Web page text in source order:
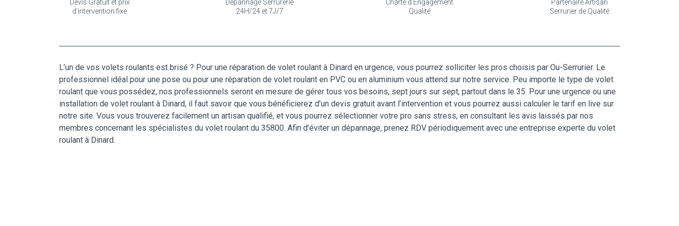
Devis Gratuit et prix
d'intervention fixe
Dépannage Serrurerie
24H/24 et 7J/7
Charte d'Engagement
Qualité
Partenaire Artisan
Serrurier de Qualité
L’un de vos volets roulants est brisé ? Pour une réparation de volet roulant à Dinard en urgence, vous pourrez solliciter les pros choisis par Ou-Serrurier. Le
professionnel idéal pour une pose ou pour une réparation de volet roulant en PVC ou en aluminium vous attend sur notre service. Peu importe le type de volet
roulant que vous possédez, nos professionnels seront en mesure de gérer tous vos besoins, sept jours sur sept, partout dans le 35. Pour une urgence ou une
installation de volet roulant à Dinard, il faut savoir que vous bénéficierez d’un devis gratuit avant l’intervention et vous pourrez aussi calculer le tarif en live sur
notre site. Vous vous trouverez facilement un artisan qualifié, et vous pourrez sélectionner votre pro sans stress, en consultant les avis laissés par nos
membres concernant les spécialistes du volet roulant du 35800. Afin d’éviter un dépannage, prenez RDV périodiquement avec une entreprise experte du volet
roulant à Dinard.